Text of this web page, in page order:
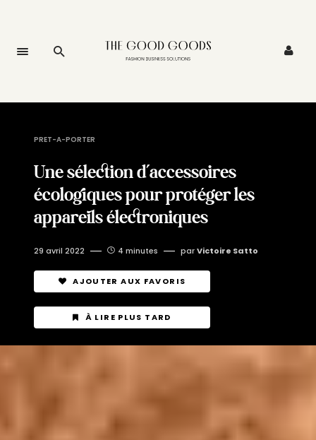
PRET-A-PORTER
Une sélection d’accessoires
écologiques pour protéger les
appareils électroniques
29 avril 2022 4 minutes parVictoire Satto
AJOUTER AUX FAVORIS
À LIRE PLUS TARD